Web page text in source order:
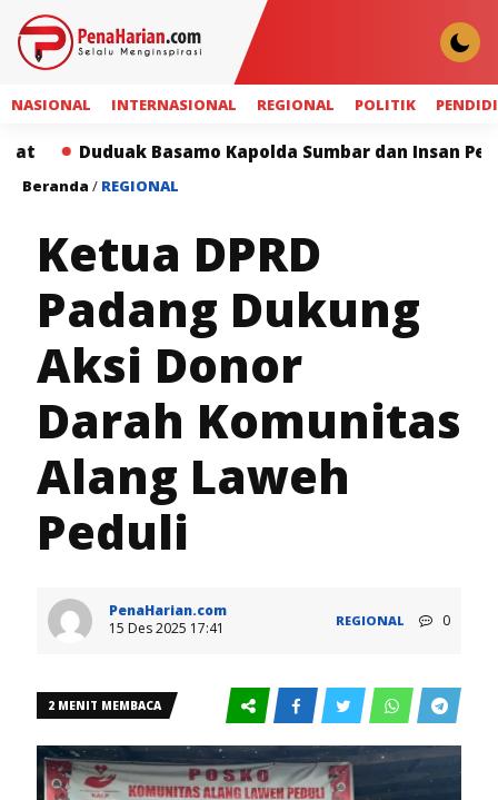
NASIONAL INTERNASIONAL REGIONAL POLITIK
Basamo Kapolda Sumbar dan Insan Pers
Beranda / REGIONAL
Ketua DPRD
Padang Dukung
Aksi Donor
Darah Komunitas
Alang Laweh
Peduli
PenaHarian.com
15 Des 2025 17:41
REGIONAL 0
2 MENIT MEMBACA